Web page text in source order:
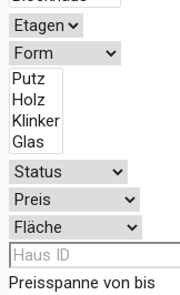
Preisspanne von bis